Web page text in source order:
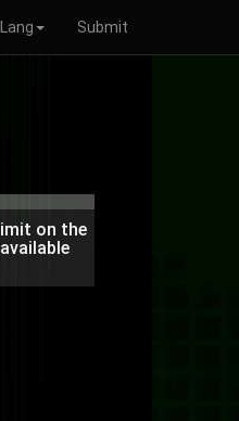
Lang Submit
on the